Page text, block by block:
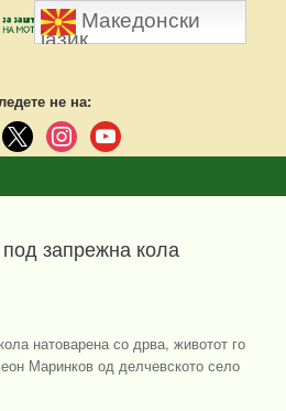
не на:
x instagramyoutube
запрежна кола
натоварена со дрва, животот го
Маринков од делчевското село
Македонски
јазик